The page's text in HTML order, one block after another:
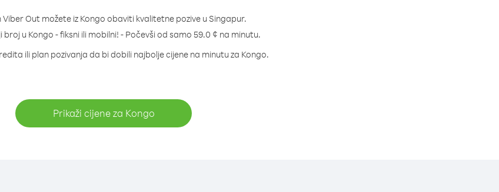
Viber Out možete iz Kongo obaviti kvalitetne pozive u Singapur.
broj u Kongo - fiksni ili mobilni! - Počevši od samo 59.0 ¢ na minutu.
ili plan pozivanja da bi dobili najbolje cijene na minutu za Kongo.
Prikaži cijene za Kongo